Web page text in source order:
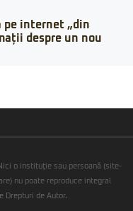
pe internet „din
despre un nou
o instituţie sau persoană (site-
nu poate reproduce integral
Drepturi de Autor.